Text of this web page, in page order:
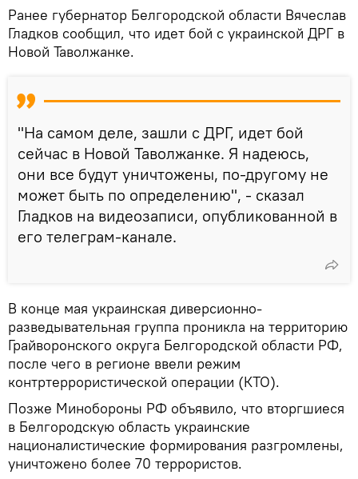
Ранее губернатор Белгородской области Вячеслав
Гладков сообщил, что идет бой с украинской ДРГ в
Новой Таволжанке.
"На самом деле, зашли с ДРГ, идет бой
сейчас в Новой Таволжанке. Я надеюсь,
они все будут уничтожены, по-другому не
может быть по определению", - сказал
Гладков на видеозаписи, опубликованной в
его телеграм-канале.
В конце мая украинская диверсионно-
разведывательная группа проникла на территорию
Грайворонского округа Белгородской области РФ,
после чего в регионе ввели режим
контртеррористической операции (КТО).
Позже Минобороны РФ объявило, что вторгшиеся
в Белгородскую область украинские
националистические формирования разгромлены,
уничтожено более 70 террористов.